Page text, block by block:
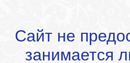
Сайт не
занимается